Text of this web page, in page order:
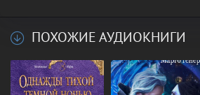
ПОХОЖИЕ АУДИОКНИГИ